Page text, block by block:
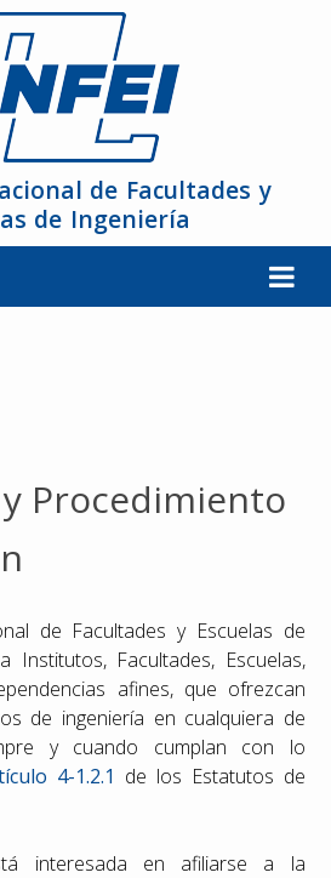
de Facultades y
de Ingeniería
Procedimiento
de Facultades y Escuelas de
Institutos, Facultades, Escuelas,
afines, que ofrezcan
de ingeniería en cualquiera de
y cuando cumplan con lo
4-1.2.1 de los Estatutos de
interesada en afiliarse a la